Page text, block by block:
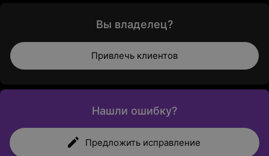
Вы владелец?
Привлечь клиентов
Нашли ошибку?
Предложить исправление